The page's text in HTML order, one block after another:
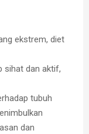
ekstrem, diet
sihat dan aktif,
tubuh
dan